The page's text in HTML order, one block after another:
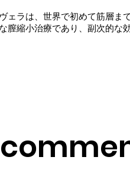
ェラは、世界で初めて筋層ま
膣縮小治療であり、副次的な